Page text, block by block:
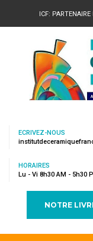
ICF:
ECRIVEZ-NOUS
HORAIRES
Lu - Vi 8h30 AM - 5h30
NOTRE